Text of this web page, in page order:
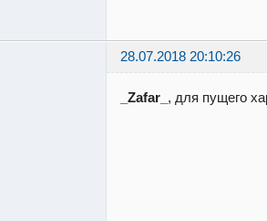
28.07.2018 20:10:26
_Zafar_ , для пущего